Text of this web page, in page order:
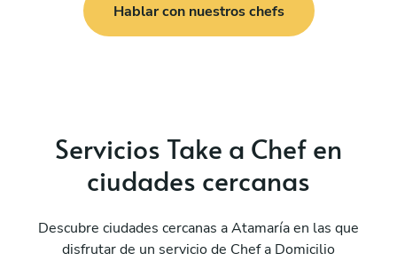
Hablar con nuestros chefs
Servicios Take a Chef en
ciudades cercanas
Descubre ciudades cercanas a Atamaría en las que
disfrutar de un servicio de Chef a Domicilio